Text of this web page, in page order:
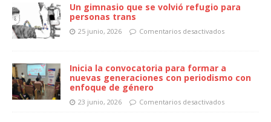
Un gimnasio que se volvió refugio para
personas trans
25 junio, 2026 Comentarios desactivados
Inicia la convocatoria para formar a
nuevas generaciones con periodismo con
enfoque de género
23 junio, 2026 Comentarios desactivados